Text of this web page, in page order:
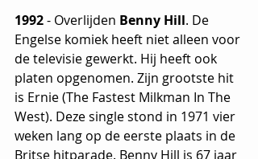
1992 - Overlijden Benny Hill. De
Engelse komiek heeft niet alleen voor
de televisie gewerkt. Hij heeft ook
platen opgenomen. Zijn grootste hit
is Ernie (The Fastest Milkman In The
West). Deze single stond in 1971 vier
weken lang op de eerste plaats in de
Britse hitparade. Benny Hill is 67 jaar